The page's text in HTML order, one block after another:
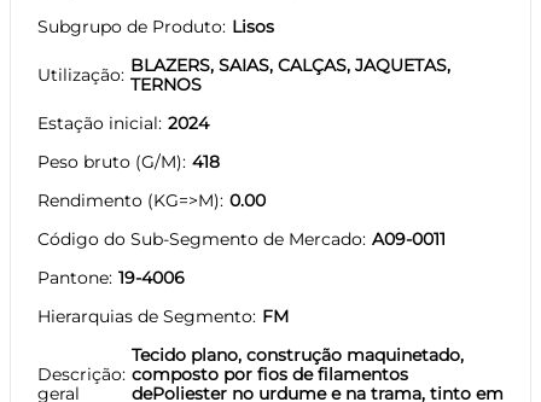
Subgrupo de Produto Lisos
Utilização BLAZERS, SAIAS, CALÇAS, JAQUETAS,
TERNOS
Estação inicial 2024
Peso bruto (G/M) 418
Rendimento (KG=>M) 0.00
Código do Sub-Segmento de Mercado A09-0011
Pantone 19-4006
Hierarquias de Segmento FM
Descrição
geral
Tecido plano, construção maquinetado,
composto por fios de filamentos
dePoliester no urdume e na trama, tinto em